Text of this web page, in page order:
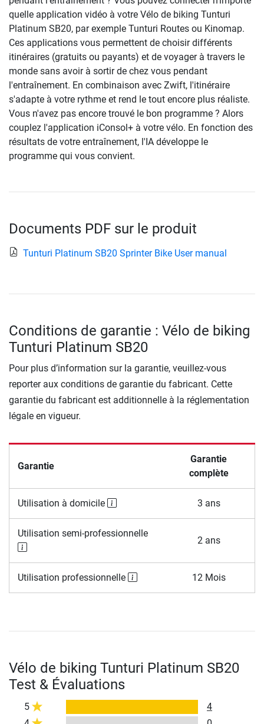
quelle application vidéo à votre Vélo de biking Tunturi
Platinum SB20, par exemple Tunturi Routes ou Kinomap.
Ces applications vous permettent de choisir différents
itinéraires (gratuits ou payants) et de voyager à travers le
monde sans avoir à sortir de chez vous pendant
l'entraînement. En combinaison avec Zwift, l'itinéraire
s'adapte à votre rythme et rend le tout encore plus réaliste.
Vous n'avez pas encore trouvé le bon programme ? Alors
couplez l'application iConsol+ à votre vélo. En fonction des
résultats de votre entraînement, l'IA développe le
programme qui vous convient.
Documents PDF sur le produit
Tunturi Platinum SB20 Sprinter Bike User manual
Conditions de garantie : Vélo de biking
Tunturi Platinum SB20
Pour plus d’information sur la garantie, veuillez-vous
reporter aux conditions de garantie du fabricant. Cette
garantie du fabricant est additionnelle à la réglementation
légale en vigueur.
Garantie
Garantie
complète
Utilisation à domicile 3 ans
Utilisation semi-professionnelle
2 ans
Utilisation professionnelle 12 Mois
Vélo de biking Tunturi Platinum SB20
Test & Évaluations
5
4